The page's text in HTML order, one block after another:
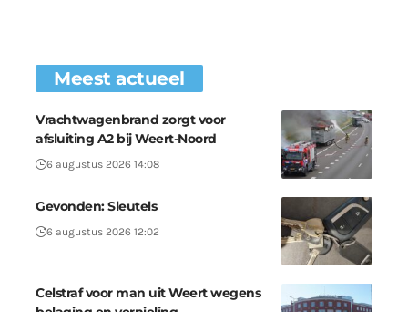
Meest actueel
Vrachtwagenbrand zorgt voor
afsluiting A2 bij Weert-Noord
6 augustus 2026 14:08
Gevonden: Sleutels
6 augustus 2026 12:02
Celstraf voor man uit Weert wegens